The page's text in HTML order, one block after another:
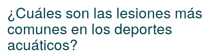
¿Cuáles son las lesiones más
comunes en los deportes
acuáticos?